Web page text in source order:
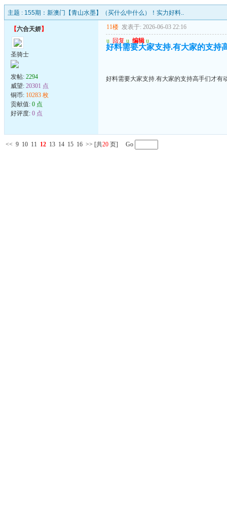
主题 : 155期：新澳门【青山水墨】（买什么中什么）！实力好料..
【六合天娇】
圣骑士
发帖: 2294
威望: 20301 点
铜币: 10283 枚
贡献值: 0 点
好评度: 0 点
11楼 发表于: 2026-06-03 22:16
u 回复 u 编辑 u
好料需要大家支持.有大家的支持
好料需要大家支持.有大家的支持高手们才有
<< 9 10 11 12 13 14 15 16 >> [共20 页] Go